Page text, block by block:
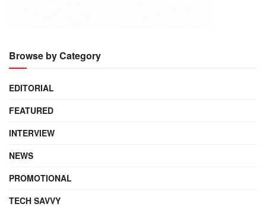
Browse by Category
EDITORIAL
FEATURED
INTERVIEW
NEWS
PROMOTIONAL
TECH SAVVY